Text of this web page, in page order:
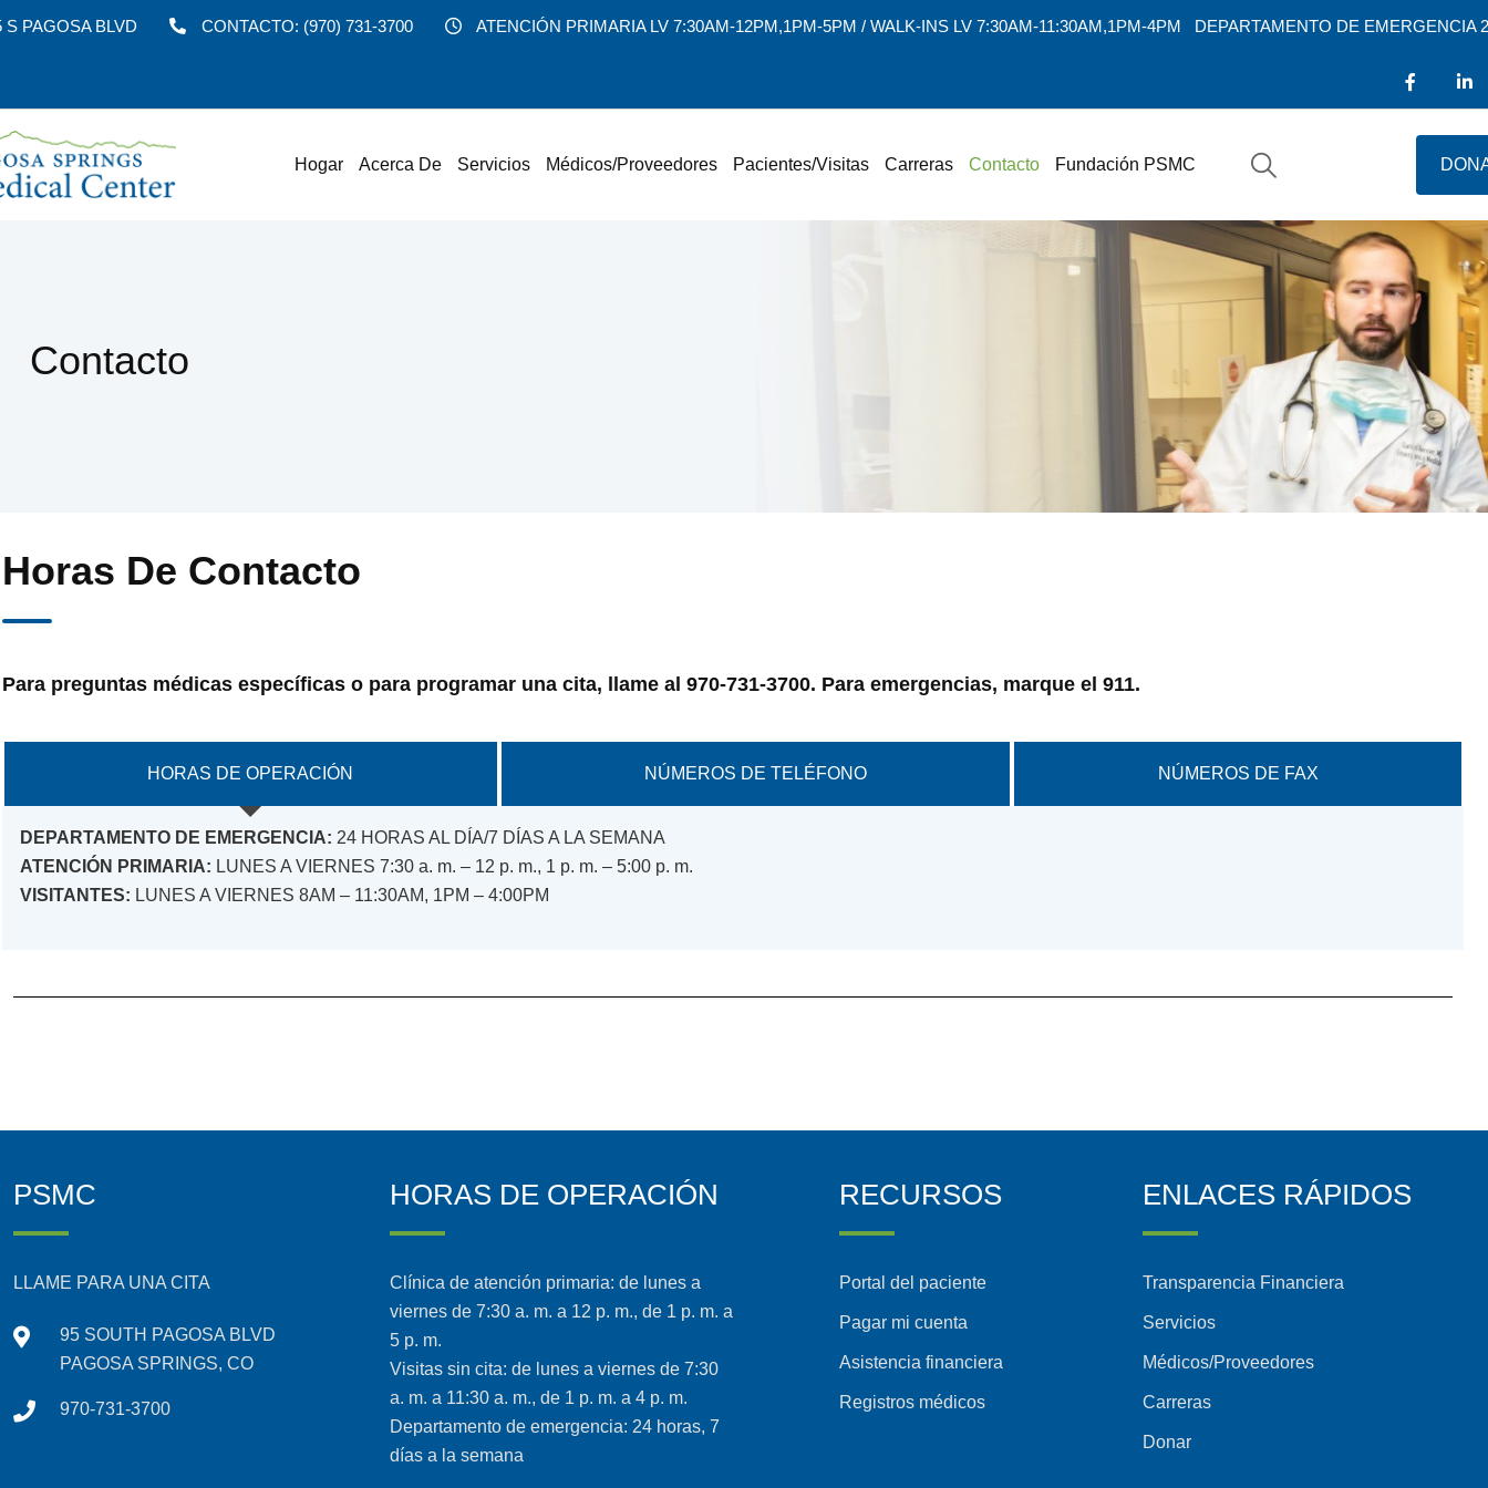
S PAGOSA BLVD CONTACTO: (970) 731-3700 ATENCIÓN PRIMARIA LV 7:30AM-12PM,1PM-5PM / WALK-INS LV 7:30AM-11:30AM,1PM-4PM DEPARTAMENTO DE EMERGENCIA
Hogar Acerca De Servicios Médicos/Proveedores Pacientes/Visitas Carreras Contacto Fundación PSMC
Contacto
Horas De Contacto
Para preguntas médicas específicas o para programar una cita, llame al 970-731-3700. Para emergencias, marque el 911.
HORAS DE OPERACIÓN NÚMEROS DE TELÉFONO NÚMEROS DE FAX
DEPARTAMENTO DE EMERGENCIA: 24 HORAS AL DÍA/7 DÍAS A LA SEMANA
ATENCIÓN PRIMARIA: LUNES A VIERNES 7:30 a. m. – 12 p. m., 1 p. m. – 5:00 p. m.
VISITANTES: LUNES A VIERNES 8AM – 11:30AM, 1PM – 4:00PM
PSMC
LLAME PARA UNA CITA
95 SOUTH PAGOSA BLVD
PAGOSA SPRINGS, CO
970-731-3700
HORAS DE OPERACIÓN
Clínica de atención primaria: de lunes a
viernes de 7:30 a. m. a 12 p. m., de 1 p. m. a
5 p. m.
Visitas sin cita: de lunes a viernes de 7:30
a. m. a 11:30 a. m., de 1 p. m. a 4 p. m.
Departamento de emergencia: 24 horas, 7
días a la semana
RECURSOS
Portal del paciente
Pagar mi cuenta
Asistencia financiera
Registros médicos
ENLACES RÁPIDOS
Transparencia Financiera
Servicios
Médicos/Proveedores
Carreras
Donar